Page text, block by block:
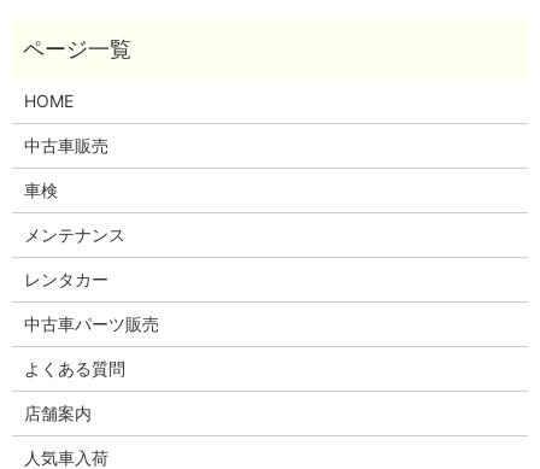
HOME
中古車販売
車検
メンテナンス
レンタカー
中古車パーツ販売
よくある質問
店舗案内
人気車入荷